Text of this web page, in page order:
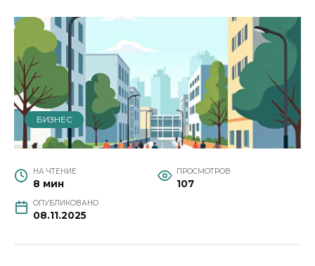
БИЗНЕС
НА ЧТЕНИЕ
8 мин
ПРОСМОТРОВ
107
ОПУБЛИКОВАНО
08.11.2025